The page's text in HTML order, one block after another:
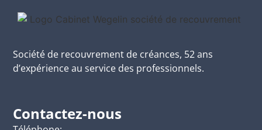
Société de recouvrement de créances, 52 ans
d’expérience au service des professionnels.
Contactez-nous